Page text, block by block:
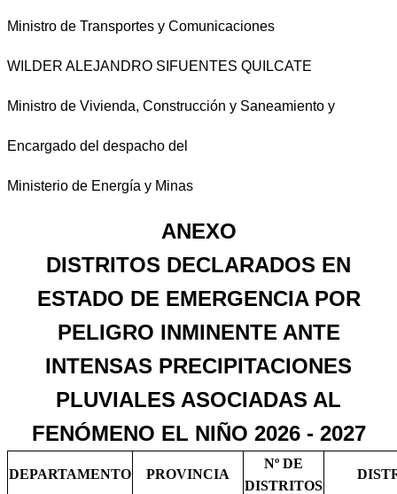
Ministro de Transportes y Comunicaciones
WILDER ALEJANDRO SIFUENTES QUILCATE
Ministro de Vivienda, Construcción y Saneamiento y
Encargado del despacho del
Ministerio de Energía y Minas
ANEXO
DISTRITOS DECLARADOS EN
ESTADO DE EMERGENCIA POR
PELIGRO INMINENTE ANTE
INTENSAS PRECIPITACIONES
PLUVIALES ASOCIADAS AL
FENÓMENO EL NIÑO 2026 - 2027
DEPARTAMENTO PROVINCIA
Nº DE
DISTRITOS